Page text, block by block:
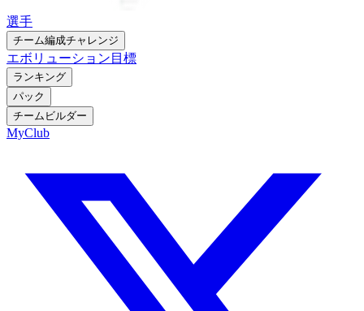
選手
チーム編成チャレンジ
エボリューション 目標
ランキング
パック
チームビルダー
MyClub